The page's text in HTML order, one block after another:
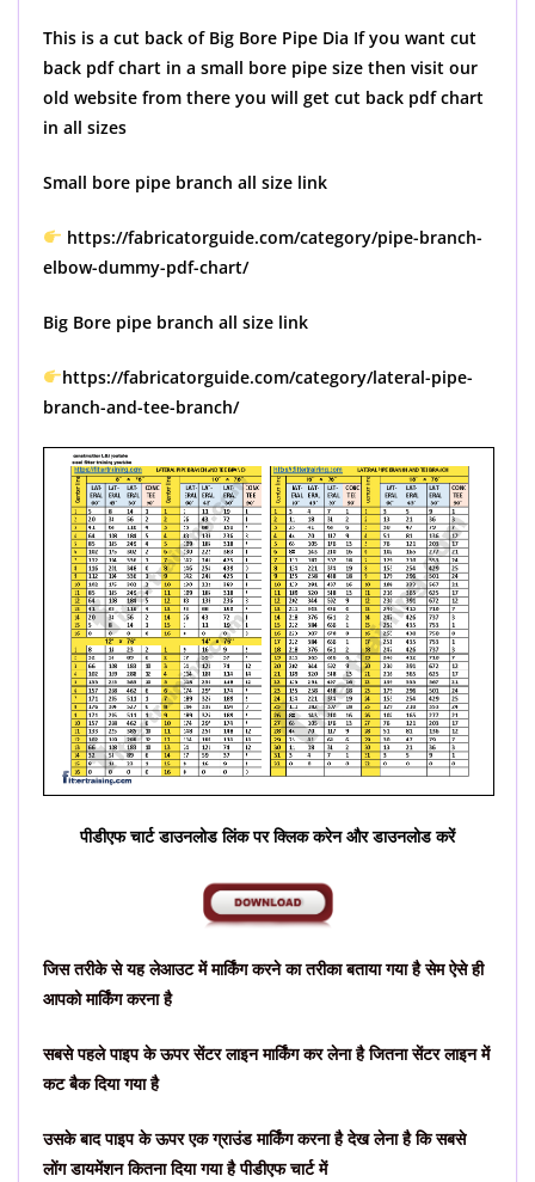
This is a cut back of Big Bore Pipe Dia If you want cut
back pdf chart in a small bore pipe size then visit our
old website from there you will get cut back pdf chart
in all sizes
Small bore pipe branch all size link
https://fabricatorguide.com/category/pipe-branch-
elbow-dummy-pdf-chart/
Big Bore pipe branch all size link
https://fabricatorguide.com/category/lateral-pipe-
branch-and-tee-branch/
पीडीएफ चार्ट डाउनलोड लिंक पर क्लिक करेन और डाउनलोड करें
जिस तरीके से यह लेआउट में मार्किंग करने का तरीका बताया गया है सेम ऐसे ही
आपको मार्किंग करना है
सबसे पहले पाइप के ऊपर सेंटर लाइन मार्किंग कर लेना है जितना सेंटर लाइन में
कट बैक दिया गया है
उसके बाद पाइप के ऊपर एक ग्राउंड मार्किंग करना है देख लेना है कि सबसे
लोंग डायमेंशन कितना दिया गया है पीडीएफ चार्ट में